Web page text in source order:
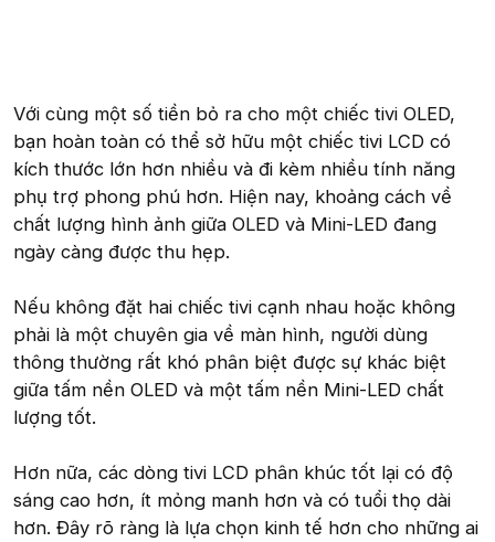
Với cùng một số tiền bỏ ra cho một chiếc tivi OLED,
bạn hoàn toàn có thể sở hữu một chiếc tivi LCD có
kích thước lớn hơn nhiều và đi kèm nhiều tính năng
phụ trợ phong phú hơn. Hiện nay, khoảng cách về
chất lượng hình ảnh giữa OLED và Mini-LED đang
ngày càng được thu hẹp.
Nếu không đặt hai chiếc tivi cạnh nhau hoặc không
phải là một chuyên gia về màn hình, người dùng
thông thường rất khó phân biệt được sự khác biệt
giữa tấm nền OLED và một tấm nền Mini-LED chất
lượng tốt.
Hơn nữa, các dòng tivi LCD phân khúc tốt lại có độ
sáng cao hơn, ít mỏng manh hơn và có tuổi thọ dài
hơn. Đây rõ ràng là lựa chọn kinh tế hơn cho những ai